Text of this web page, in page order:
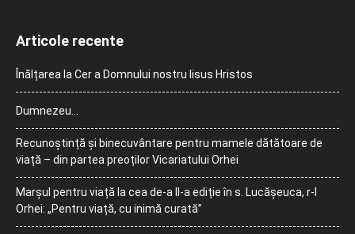
Articole recente
Înălțarea la Cer a Domnului nostru Iisus Hristos
Dumnezeu…
Recunoștință și binecuvântare pentru mamele dătătoare de
viață – din partea preoților Vicariatului Orhei
Marșul pentru viață la cea de-a II-a ediție în s. Lucășeuca, r-l
Orhei: „Pentru viață, cu inimă curată”